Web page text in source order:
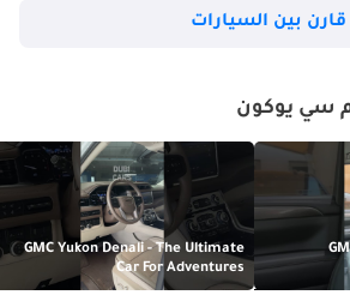
الركاب الثنائية الأمثل عبر سيناريوهات التصادم الأمامي والجانبي
الاختبار الشاملة، وتوثق الأداء الهيكلي عبر سيناريوهات التصادم
المختلفة. تعطي معمارية المنصة الأولوية لحماية الركاب من خلال
قارن بين السيارات
سي يوكون
GMC Yukon Denali - The Ultimate
Car For Adventures